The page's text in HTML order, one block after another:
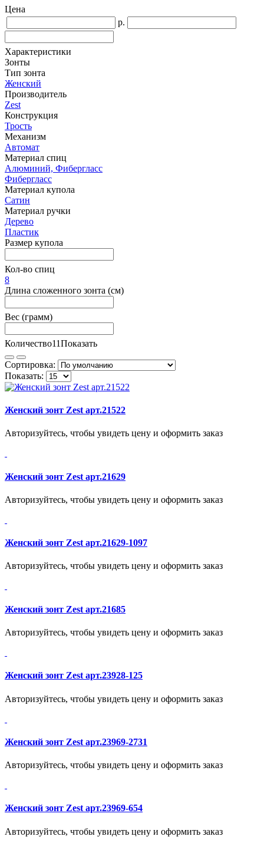
Цена
р.
Характеристики
Зонты
Тип зонта
Женский
Производитель
Zest
Конструкция
Трость
Механизм
Автомат
Материал спиц
Алюминий, Фибергласс
Фибергласс
Материал купола
Сатин
Материал ручки
Дерево
Пластик
Размер купола
Кол-во спиц
8
Длина сложенного зонта (см)
Вес (грамм)
Количество11Показать
Сортировка:
Показать:
Женский зонт Zest арт.21522
Авторизуйтесь, чтобы увидеть цену и оформить заказ
Женский зонт Zest арт.21629
Авторизуйтесь, чтобы увидеть цену и оформить заказ
Женский зонт Zest арт.21629-1097
Авторизуйтесь, чтобы увидеть цену и оформить заказ
Женский зонт Zest арт.21685
Авторизуйтесь, чтобы увидеть цену и оформить заказ
Женский зонт Zest арт.23928-125
Авторизуйтесь, чтобы увидеть цену и оформить заказ
Женский зонт Zest арт.23969-2731
Авторизуйтесь, чтобы увидеть цену и оформить заказ
Женский зонт Zest арт.23969-654
Авторизуйтесь, чтобы увидеть цену и оформить заказ